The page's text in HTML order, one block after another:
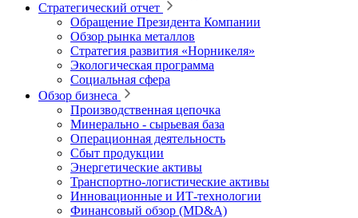
Стратегический отчет
Обращение Президента Компании
Обзор рынка металлов
Стратегия развития «Норникеля»
Экологическая программа
Социальная сфера
Обзор бизнеса
Производственная цепочка
Минерально ‑ сырьевая база
Операционная деятельность
Сбыт продукции
Энергетические активы
Транспортно-логистические активы
Инновационные и ИТ‑технологии
Финансовый обзор (MD&A)